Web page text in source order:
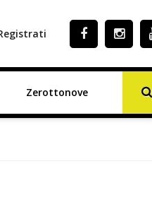
Zerottonove